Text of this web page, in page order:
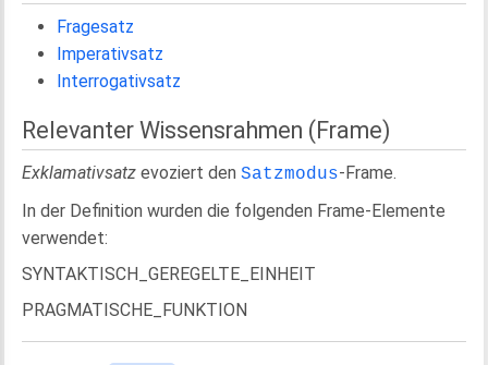
Fragesatz
Imperativsatz
Interrogativsatz
Relevanter Wissensrahmen (Frame)
Exklamativsatz evoziert den Satzmodus-Frame.
In der Definition wurden die folgenden Frame-Elemente
verwendet:
SYNTAKTISCH_GEREGELTE_EINHEIT
PRAGMATISCHE_FUNKTION